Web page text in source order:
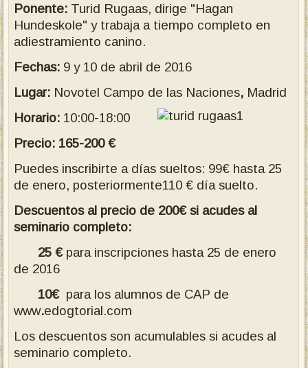
Ponente: Turid Rugaas, dirige "Hagan
Hundeskole" y trabaja a tiempo completo en
adiestramiento canino.
Fechas: 9 y 10 de abril de 2016
Lugar: Novotel Campo de las Naciones, Madrid
Horario: 10:00-18:00
Precio: 165-200 €
Puedes inscribirte a días sueltos: 99€ hasta 25
de enero, posteriormente110 € día suelto.
Descuentos al precio de 200€ si acudes al
seminario completo:
25 €para inscripciones hasta 25 de enero
de 2016
10€ para los alumnos de CAP de
www.edogtorial.com
Los descuentos son acumulables si acudes al
seminario completo.